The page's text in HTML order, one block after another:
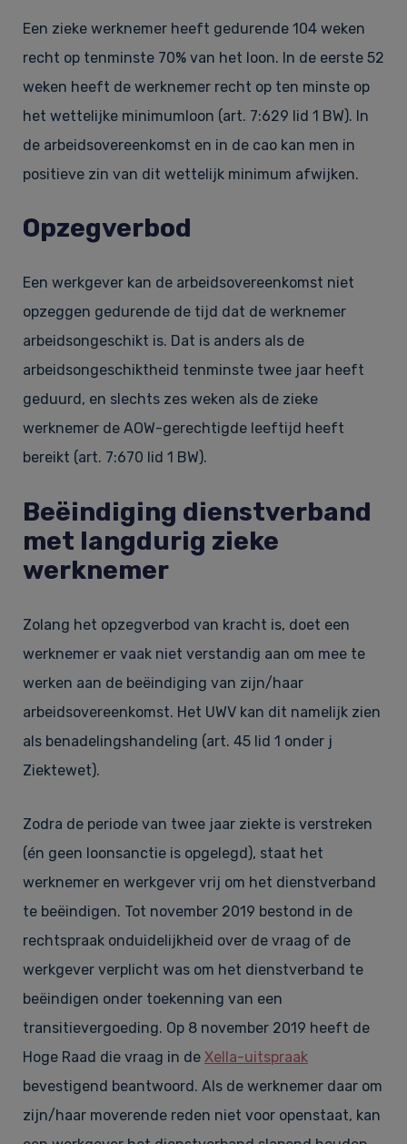
Een zieke werknemer heeft gedurende 104 weken
recht op tenminste 70% van het loon. In de eerste 52
weken heeft de werknemer recht op ten minste op
het wettelijke minimumloon (art. 7:629 lid 1 BW). In
de arbeidsovereenkomst en in de cao kan men in
positieve zin van dit wettelijk minimum afwijken.
Opzegverbod
Een werkgever kan de arbeidsovereenkomst niet
opzeggen gedurende de tijd dat de werknemer
arbeidsongeschikt is. Dat is anders als de
arbeidsongeschiktheid tenminste twee jaar heeft
geduurd, en slechts zes weken als de zieke
werknemer de AOW-gerechtigde leeftijd heeft
bereikt (art. 7:670 lid 1 BW).
Beëindiging dienstverband
met langdurig zieke
werknemer
Zolang het opzegverbod van kracht is, doet een
werknemer er vaak niet verstandig aan om mee te
werken aan de beëindiging van zijn/haar
arbeidsovereenkomst. Het UWV kan dit namelijk zien
als benadelingshandeling (art. 45 lid 1 onder j
Ziektewet).
Zodra de periode van twee jaar ziekte is verstreken
(én geen loonsanctie is opgelegd), staat het
werknemer en werkgever vrij om het dienstverband
te beëindigen. Tot november 2019 bestond in de
rechtspraak onduidelijkheid over de vraag of de
werkgever verplicht was om het dienstverband te
beëindigen onder toekenning van een
transitievergoeding. Op 8 november 2019 heeft de
Hoge Raad die vraag in de Xella-uitspraak
bevestigend beantwoord. Als de werknemer daar om
zijn/haar moverende reden niet voor openstaat, kan